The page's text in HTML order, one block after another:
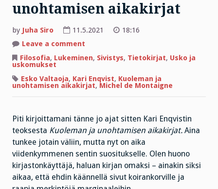
unohtamisen aikakirjat
by Juha Siro 11.5.2021
18:16
Leave a comment
Enqvist,
Kuoleman
unohtamisen
aikakirjat
Filosofia, Lukeminen, Sivistys, Tietokirjat, Usko ja
uskomukset
Esko Valtaoja, Kari Enqvist, Kuoleman ja
unohtamisen aikakirjat, Michel de Montaigne
Piti kirjoittamani tänne jo ajat sitten Kari Enqvistin
teoksesta Kuoleman ja unohtamisen aikakirjat. Aina
tunkee jotain väliin, mutta nyt on aika
viidenkymmenen sentin suositukselle. Olen huono
kirjastonkäyttäjä, haluan kirjan omaksi – ainakin siksi
aikaa, että ehdin käännellä sivut koirankorville ja